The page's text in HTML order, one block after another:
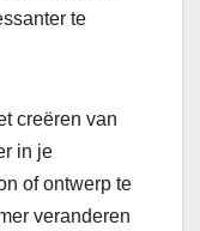
te
creëren van
in je
of ontwerp te
veranderen